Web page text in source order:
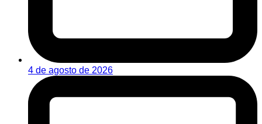
4 de agosto de 2026